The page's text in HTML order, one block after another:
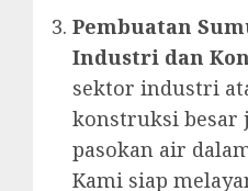
Pembuatan
Industri dan
sektor industri
konstruksi besar
pasokan air
Kami siap